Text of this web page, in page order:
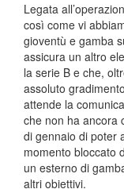
Legata
così come vi
gioventù e gamba
assicura un altro
la serie B e che,
assoluto
attende la
che non ha ancora
di gennaio di poter
momento bloccato
un esterno di
altri obiettivi.